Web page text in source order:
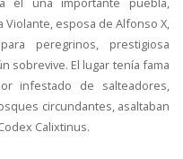
esposa de Alfonso X,
peregrinos, prestigiosa
sobrevive. El lugar tenía fama
infestado de salteadores,
circundantes, asaltaban
Calixtinus.